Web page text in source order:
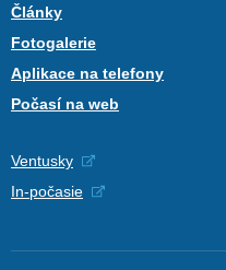
Články
Fotogalerie
Aplikace na telefony
Počasí na web
Ventusky
In-počasie